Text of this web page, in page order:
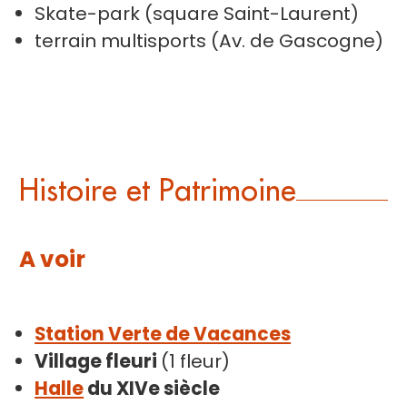
Skate-park (square Saint-Laurent)
terrain multisports (Av. de Gascogne)
Histoire et Patrimoine
A voir
Station Verte de Vacances
Village fleuri (1 fleur)
Halledu XIVe siècle